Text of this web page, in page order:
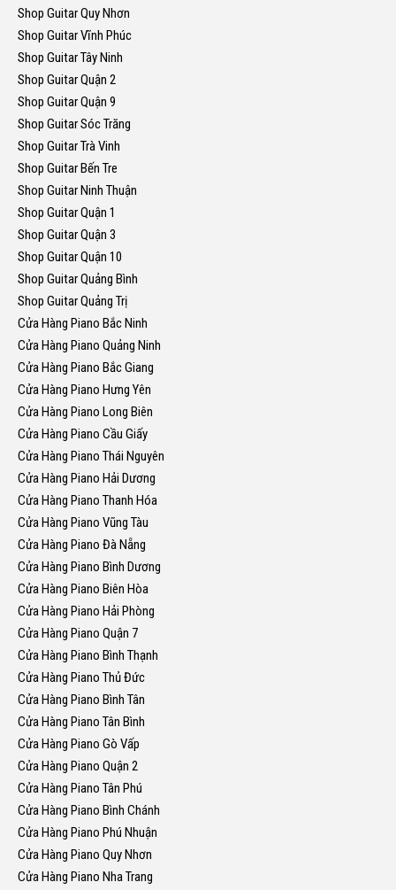
Shop Guitar Quy Nhơn
Shop Guitar Vĩnh Phúc
Shop Guitar Tây Ninh
Shop Guitar Quận 2
Shop Guitar Quận 9
Shop Guitar Sóc Trăng
Shop Guitar Trà Vinh
Shop Guitar Bến Tre
Shop Guitar Ninh Thuận
Shop Guitar Quận 1
Shop Guitar Quận 3
Shop Guitar Quận 10
Shop Guitar Quảng Bình
Shop Guitar Quảng Trị
Cửa Hàng Piano Bắc Ninh
Cửa Hàng Piano Quảng Ninh
Cửa Hàng Piano Bắc Giang
Cửa Hàng Piano Hưng Yên
Cửa Hàng Piano Long Biên
Cửa Hàng Piano Cầu Giấy
Cửa Hàng Piano Thái Nguyên
Cửa Hàng Piano Hải Dương
Cửa Hàng Piano Thanh Hóa
Cửa Hàng Piano Vũng Tàu
Cửa Hàng Piano Đà Nẵng
Cửa Hàng Piano Bình Dương
Cửa Hàng Piano Biên Hòa
Cửa Hàng Piano Hải Phòng
Cửa Hàng Piano Quận 7
Cửa Hàng Piano Bình Thạnh
Cửa Hàng Piano Thủ Đức
Cửa Hàng Piano Bình Tân
Cửa Hàng Piano Tân Bình
Cửa Hàng Piano Gò Vấp
Cửa Hàng Piano Quận 2
Cửa Hàng Piano Tân Phú
Cửa Hàng Piano Bình Chánh
Cửa Hàng Piano Phú Nhuận
Cửa Hàng Piano Quy Nhơn
Cửa Hàng Piano Nha Trang